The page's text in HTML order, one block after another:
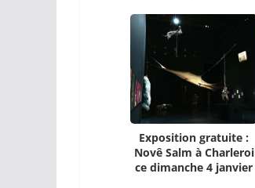
Exposition gratuite :
Novê Salm à Charleroi
ce dimanche 4 janvier